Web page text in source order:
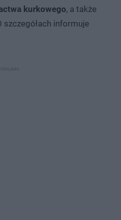
kurkowego, a także
szczegółach informuje